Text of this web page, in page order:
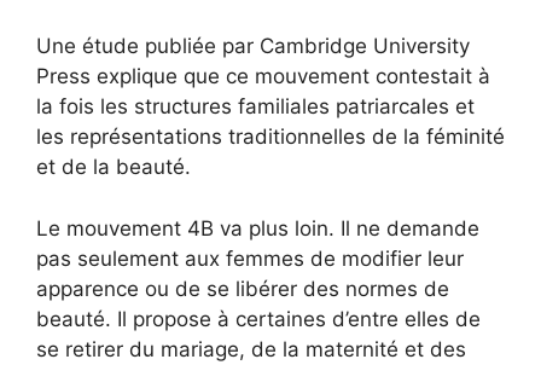
Une étude publiée par Cambridge University
Press explique que ce mouvement contestait à
la fois les structures familiales patriarcales et
les représentations traditionnelles de la féminité
et de la beauté.
Le mouvement 4B va plus loin. Il ne demande
pas seulement aux femmes de modifier leur
apparence ou de se libérer des normes de
beauté. Il propose à certaines d’entre elles de
se retirer du mariage, de la maternité et des